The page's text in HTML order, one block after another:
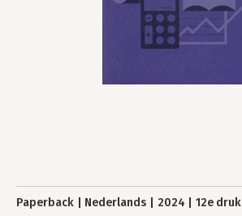
Paperback Nederlands 2024 12e druk